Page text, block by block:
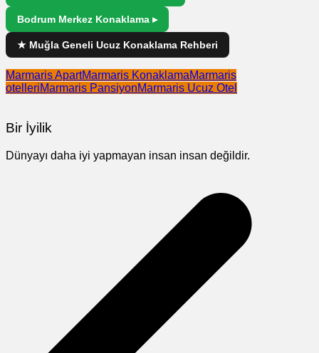
Bodrum Merkez Konaklama ▸
★ Muğla Geneli Ucuz Konaklama Rehberi
Marmaris ApartMarmaris KonaklamaMarmaris
otelleriMarmaris PansiyonMarmaris Ucuz Otel
Bir İyilik
Dünyayı daha iyi yapmayan insan insan değildir.